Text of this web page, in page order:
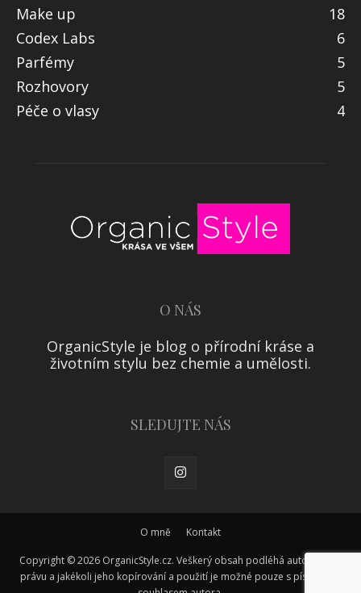
Make up
18
Codex Labs
6
Parfémy
5
Rozhovory
5
Péče o vlasy
4
O NÁS
OrganicStyle je blog o přírodní kráse a
životním stylu bez chemie a umělosti.
SLEDUJTE NÁS
O mně Kontakt
Copyright © 2026 OrganicStyle.cz. Veškerý obsah podléhá autorskému
právu a jakékoli jeho kopírování a použití je možné pouze s písemným